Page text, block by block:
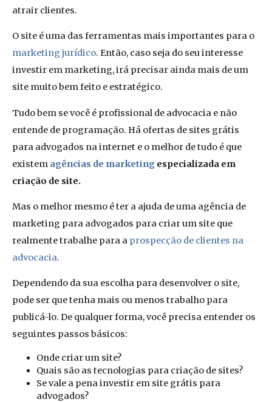
atrair clientes.
O site é uma das ferramentas mais importantes para o
marketing jurídico. Então, caso seja do seu interesse
investir em marketing, irá precisar ainda mais de um
site muito bem feito e estratégico.
Tudo bem se você é profissional de advocacia e não
entende de programação. Há ofertas de sites grátis
para advogados na internet e o melhor de tudo é que
existem agências de marketing especializada em
criação de site.
Mas o melhor mesmo é ter a ajuda de uma agência de
marketing para advogados para criar um site que
realmente trabalhe para a prospecção de clientes na
advocacia.
Dependendo da sua escolha para desenvolver o site,
pode ser que tenha mais ou menos trabalho para
publicá-lo. De qualquer forma, você precisa entender os
seguintes passos básicos:
Onde criar um site?
Quais são as tecnologias para criação de sites?
Se vale a pena investir em site grátis para
advogados?